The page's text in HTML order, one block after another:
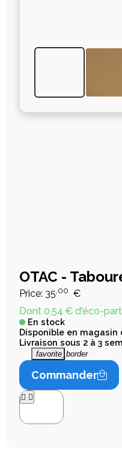
OTAC -
Price: 35 ,00 €
Dont 0,54 € d'éco-
En stock
Disponible en magasin
Livraison sous 2 à 3
favorite_border
Commander
 